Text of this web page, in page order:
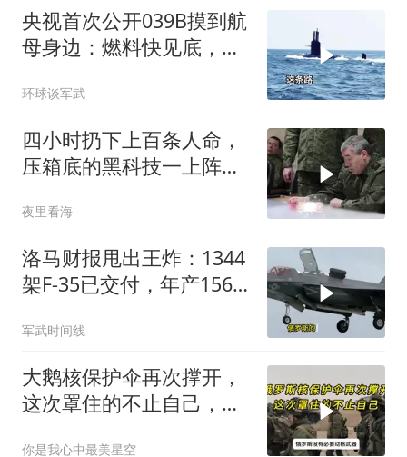
央视首次公开039B摸到航
母身边：燃料快见底，掉
环球谈军武
四小时扔下上百条人命，
压箱底的黑科技一上阵就
夜里看海
洛马财报甩出王炸：1344
架F-35已交付，年产156
了？
军武时间线
大鹅核保护伞再次撑开，
这次罩住的不止自己，五
你是我心中最美星空